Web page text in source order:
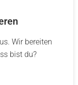
Wir bereiten
bist du?